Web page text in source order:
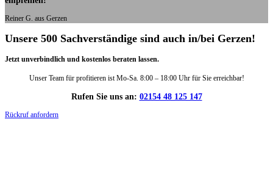
Reiner G. aus Gerzen
Unsere 500 Sachverständige sind auch in/bei Gerzen!
Jetzt unverbindlich und kostenlos beraten lassen.
Unser Team für profitieren ist Mo-Sa. 8:00 – 18:00 Uhr für Sie erreichbar!
Rufen Sie uns an: 02154 48 125 147
Rückruf anfordern